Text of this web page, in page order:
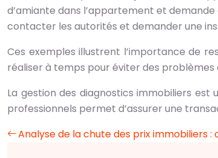
d’amiante dans l’appartement et
contacter les autorités et demander une
Ces exemples illustrent l’importance de
réaliser à temps pour éviter des
La gestion des diagnostics immobiliers
professionnels permet d’assurer une
Analyse de la chute des prix immobiliers :